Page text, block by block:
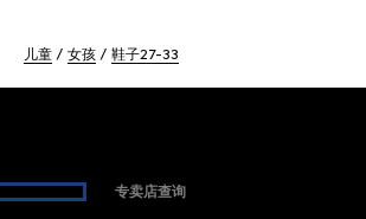
儿童 女孩 鞋子27-33
专卖店查询